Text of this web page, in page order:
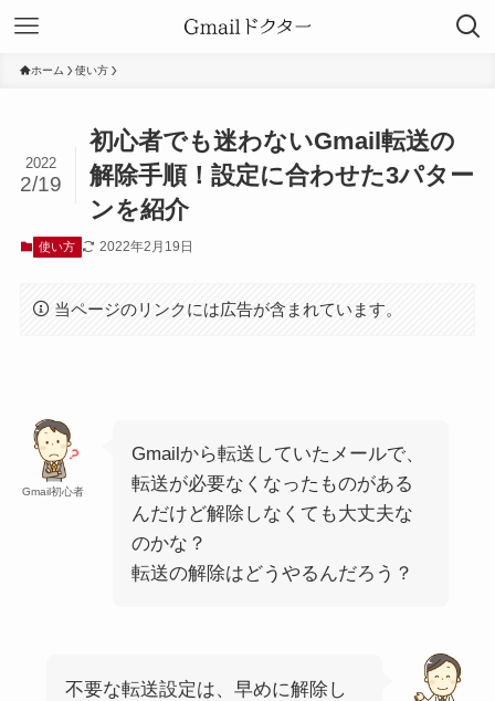
ホーム 使い方
初心者でも迷わないGmail転送の
解除手順！設定に合わせた3パター
ンを紹介
2022
2/19
使い方 2022年2月19日
当ページのリンクには広告が含まれています。
Gmail初心者
Gmailから転送していたメールで、
転送が必要なくなったものがある
んだけど解除しなくても大丈夫な
のかな？
転送の解除はどうやるんだろう？
不要な転送設定は、早めに解除し